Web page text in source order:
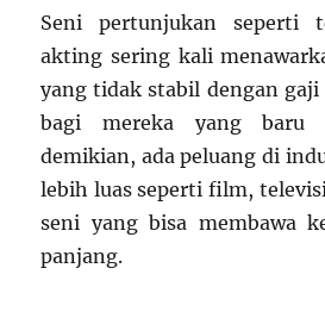
Seni pertunjukan seperti
akting sering kali
yang tidak stabil dengan
bagi mereka yang baru
demikian, ada peluang di
lebih luas seperti film,
seni yang bisa membawa
panjang.